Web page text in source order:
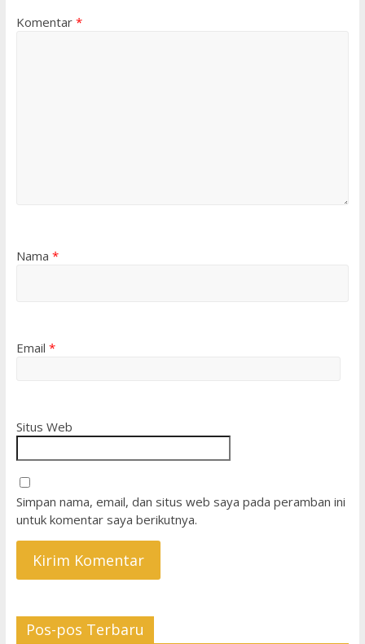
Komentar *
Nama *
Email *
Situs Web
Simpan nama, email, dan situs web saya pada peramban ini
untuk komentar saya berikutnya.
Pos-pos Terbaru